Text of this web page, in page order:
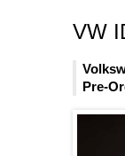
VW
Pre-